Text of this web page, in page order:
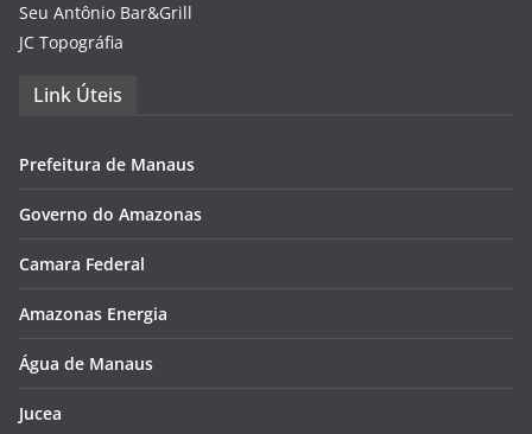
Seu Antônio Bar&Grill
JC Topográfia
Link Úteis
Prefeitura de Manaus
Governo do Amazonas
Camara Federal
Amazonas Energia
Água de Manaus
Jucea